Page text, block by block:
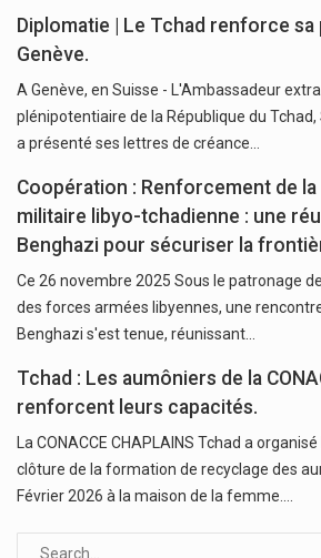
Diplomatie | Le Tchad renforce sa
Genève.
A Genève, en Suisse - L'Ambassadeur
plénipotentiaire de la République du Tchad,
a présenté ses lettres de créance…
Coopération : Renforcement de
militaire libyo-tchadienne : une
Benghazi pour sécuriser la
Ce 26 novembre 2025 Sous le patronage
des forces armées libyennes, une
Benghazi s'est tenue, réunissant…
Tchad : Les aumôniers de la
renforcent leurs capacités.
La CONACCE CHAPLAINS Tchad a
clôture de la formation de recyclage des
Février 2026 à la maison de la femme.…